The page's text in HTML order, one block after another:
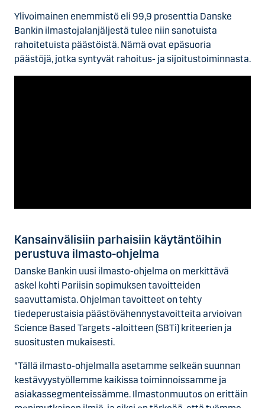
Ylivoimainen enemmistö eli 99,9 prosenttia Danske
Bankin ilmastojalanjäljestä tulee niin sanotuista
rahoitetuista päästöistä. Nämä ovat epäsuoria
päästöjä, jotka syntyvät rahoitus- ja sijoitustoiminnasta.
Kansainvälisiin parhaisiin käytäntöihin
perustuva ilmasto-ohjelma
Danske Bankin uusi ilmasto-ohjelma on merkittävä
askel kohti Pariisin sopimuksen tavoitteiden
saavuttamista. Ohjelman tavoitteet on tehty
tiedeperustaisia päästövähennystavoitteita arvioivan
Science Based Targets -aloitteen (SBTi) kriteerien ja
suositusten mukaisesti.
”Tällä ilmasto-ohjelmalla asetamme selkeän suunnan
kestävyystyöllemme kaikissa toiminnoissamme ja
asiakassegmenteissämme. Ilmastonmuutos on erittäin